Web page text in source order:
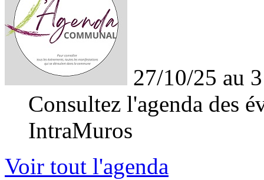
27/10/25 au
Consultez l'agenda des
IntraMuros
Voir tout l'agenda